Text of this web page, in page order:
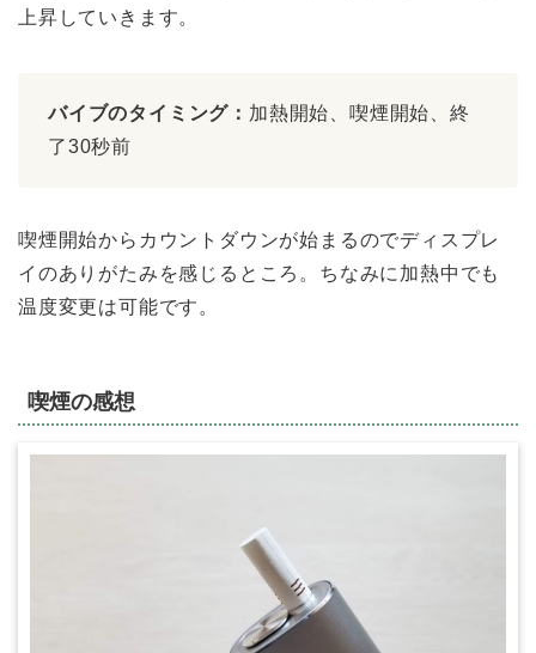
上昇していきます。
バイブのタイミング： 加熱開始、喫煙開始、終
了30秒前
喫煙開始からカウントダウンが始まるのでディスプレ
イのありがたみを感じるところ。ちなみに加熱中でも
温度変更は可能です。
喫煙の感想